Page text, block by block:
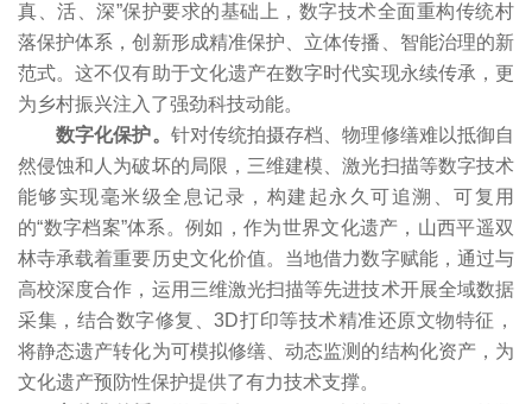
真、活、深”保护要求的基础上，数字技术全面重构传统村
落保护体系，创新形成精准保护、立体传播、智能治理的新
范式。这不仅有助于文化遗产在数字时代实现永续传承，更
为乡村振兴注入了强劲科技动能。
数字化保护。 针对传统拍摄存档、物理修缮难以抵御自
然侵蚀和人为破坏的局限，三维建模、激光扫描等数字技术
能够实现毫米级全息记录，构建起永久可追溯、可复用
的“数字档案”体系。例如，作为世界文化遗产，山西平遥双
林寺承载着重要历史文化价值。当地借力数字赋能，通过与
高校深度合作，运用三维激光扫描等先进技术开展全域数据
采集，结合数字修复、3D打印等技术精准还原文物特征，
将静态遗产转化为可模拟修缮、动态监测的结构化资产，为
文化遗产预防性保护提供了有力技术支撑。